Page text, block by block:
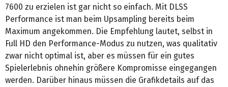
7600 zu erzielen ist gar nicht so einfach. Mit DLSS
Performance ist man beim Upsampling bereits beim
Maximum angekommen. Die Empfehlung lautet, selbst in
Full HD den Performance-Modus zu nutzen, was qualitativ
zwar nicht optimal ist, aber es müssen für ein gutes
Spielerlebnis ohnehin größere Kompromisse eingegangen
werden. Darüber hinaus müssen die Grafikdetails auf das